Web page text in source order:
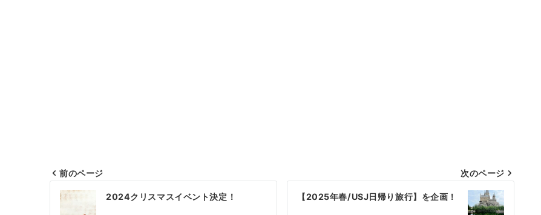
投
前のページ
2024クリスマスイベント決定！
次のページ
【2025年春/USJ日帰り旅行】を企画！